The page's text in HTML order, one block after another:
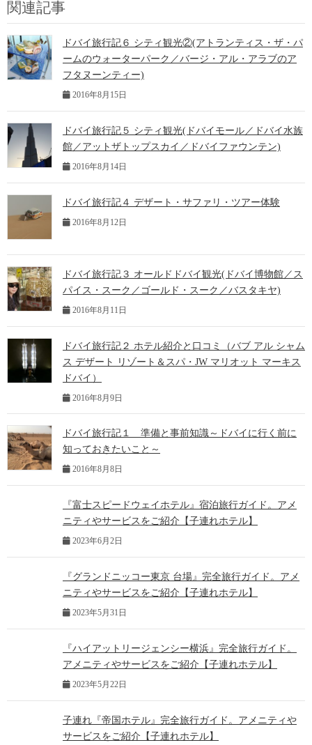
関連記事
ドバイ旅行記６ シティ観光②(アトランティス・ザ・パ
ームのウォーターパーク／バージ・アル・アラブのア
フタヌーンティー)
2016年8月15日
ドバイ旅行記５ シティ観光(ドバイモール／ドバイ水族
館／アットザトップスカイ／ドバイファウンテン)
2016年8月14日
ドバイ旅行記４ デザート・サファリ・ツアー体験
2016年8月12日
ドバイ旅行記３ オールドドバイ観光(ドバイ博物館／ス
パイス・スーク／ゴールド・スーク／バスタキヤ)
2016年8月11日
ドバイ旅行記２ ホテル紹介と口コミ（バブ アル シャム
ス デザート リゾート＆スパ・JW マリオット マーキス
ドバイ）
2016年8月9日
ドバイ旅行記１ 準備と事前知識～ドバイに行く前に
知っておきたいこと～
2016年8月8日
『富士スピードウェイホテル』宿泊旅行ガイド。アメ
ニティやサービスをご紹介【子連れホテル】
2023年6月2日
『グランドニッコー東京 台場』完全旅行ガイド。アメ
ニティやサービスをご紹介【子連れホテル】
2023年5月31日
『ハイアットリージェンシー横浜』完全旅行ガイド。
アメニティやサービスをご紹介【子連れホテル】
2023年5月22日
子連れ『帝国ホテル』完全旅行ガイド。アメニティや
サービスをご紹介【子連れホテル】